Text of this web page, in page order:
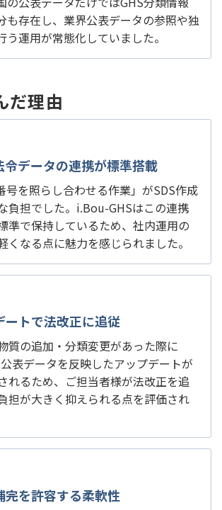
も存在し、業界公表データの参照や独
う運用が常態化していました。
だ理由
令データの連携が標準搭載
号を照らし合わせる作業」がSDS作成
負担でした。i.Bou-GHSはこの連携
準で保持しているため、社内運用の
くなる点に魅力を感じられました。
ートで法改正に追従
質の追加・分類変更があった際に
表データを反映したアップデートが
れるため、ご担当者様が法改正を追
担が大きく抑えられる点を評価され
完を許容する柔軟性